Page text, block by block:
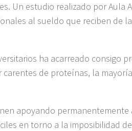
Un estudio realizado por Aula
al sueldo que reciben de
ha acarreado consigo
carentes de proteínas, la
apoyando
en torno a la imposibilidad